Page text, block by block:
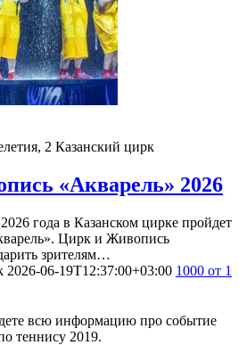
2 Казанский цирк
«Акварель» 2026
года в Казанском цирке пройдет
Цирк и Живопись
зрителям…
2026-06-19T12:37:00+03:00 1000 от 1
всю информацию про событие
теннису 2019.